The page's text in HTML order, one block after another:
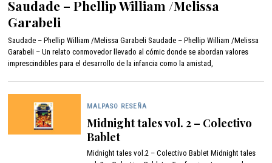
n
i
o
1
7
0
2
Saudade – Phellip William /Melissa
Garabeli
Saudade – Phellip William /Melissa Garabeli Saudade – Phellip William /Melissa
Garabeli – Un relato conmovedor llevado al cómic donde se abordan valores
imprescindibles para el desarrollo de la infancia como la amistad,
MALPASO RESEÑA
Midnight tales vol. 2 – Colectivo
Bablet
Midnight tales vol.2 – Colectivo Bablet Midnight tales